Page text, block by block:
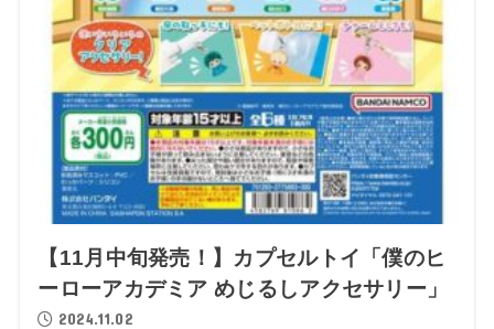
【11月中旬発売！】カプセルトイ「僕のヒ
ーローアカデミア めじるしアクセサリー」
2024.11.02